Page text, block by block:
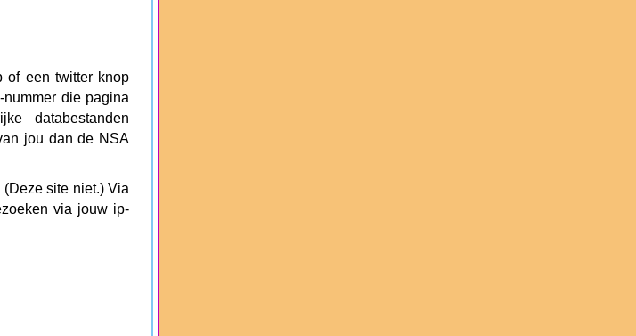
of een twitter knop
die pagina
databestanden
jou dan de NSA
site niet.) Via
via jouw ip-